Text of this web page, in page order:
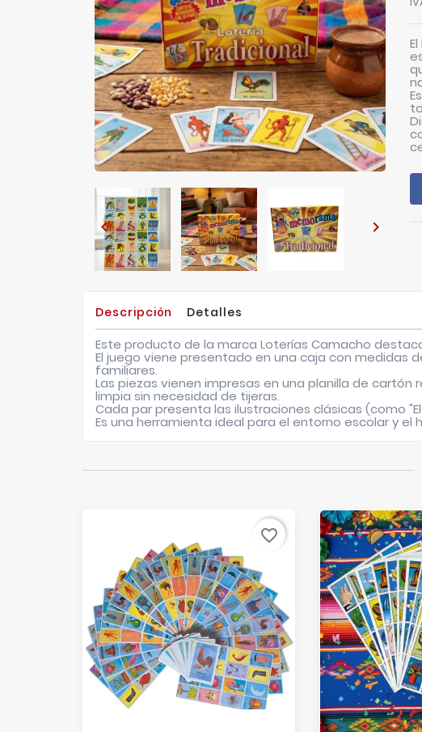
 
El
Descripción Detalles
Este producto de la marca Loterías Camacho
El juego viene presentado en una caja con medidas
familiares.
Las piezas vienen impresas en una planilla de cartón
limpia sin necesidad de tijeras.
Cada par presenta las ilustraciones clásicas (como
Es una herramienta ideal para el entorno escolar y
favorite_border